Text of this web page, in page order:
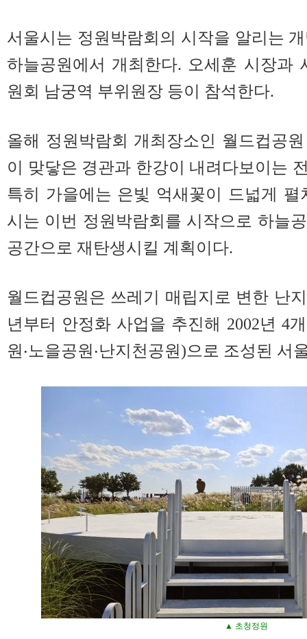
서울시는 정원박람회의 시작을 알리는
하늘공원에서 개최한다. 오세훈 시장과
원회 남궁역 부위원장 등이 참석한다.
올해 정원박람회 개최장소인 월드컵공
이 맞닿은 경관과 한강이 내려다보이는
특히 가을에는 은빛 억새꽃이 드넓게
시는 이번 정원박람회를 시작으로 하늘
공간으로 재탄생시킬 계획이다.
월드컵공원은 쓰레기 매립지로 변한 난
년부터 안정화 사업을 추진해 2002년 4
원‧노을공원‧난지천공원)으로 조성된 서
▲ 초청정원